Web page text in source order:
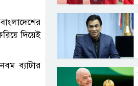
দিয়েই
ব্যাটার